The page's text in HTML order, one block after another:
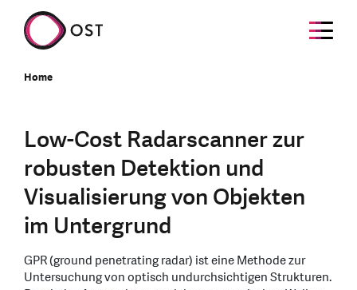
Home
Low-Cost Radarscanner zur
robusten Detektion und
Visualisierung von Objekten
im Untergrund
GPR (ground penetrating radar) ist eine Methode zur
Untersuchung von optisch undurchsichtigen Strukturen.